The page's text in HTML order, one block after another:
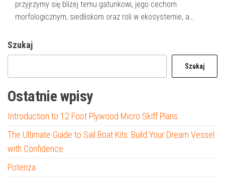
przyjrzymy się bliżej temu gatunkowi, jego cechom
morfologicznym, siedliskom oraz roli w ekosystemie, a…
Szukaj
Szukaj
Ostatnie wpisy
Introduction to 12 Foot Plywood Micro Skiff Plans
The Ultimate Guide to Sail Boat Kits: Build Your Dream Vessel
with Confidence
Potenza